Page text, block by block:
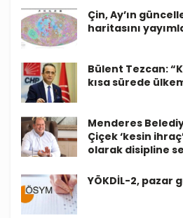
Çin, Ay’ın
haritasını
Bülent Tezcan:
kısa sürede
Menderes
Çiçek ‘kesin
olarak disipline
YÖKDİL-2, pazar